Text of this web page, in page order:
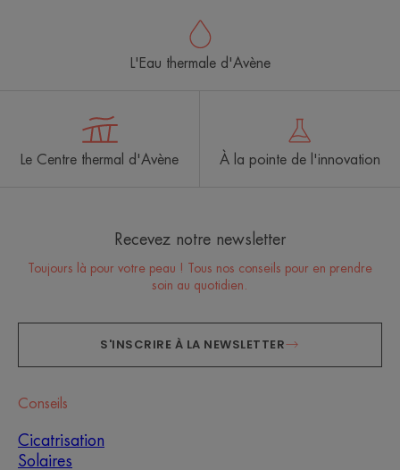
L'Eau thermale d'Avène
Le Centre thermal d'Avène À la pointe de l'innovation
Recevez notre newsletter
Toujours là pour votre peau ! Tous nos conseils pour en prendre
soin au quotidien.
S'INSCRIRE À LA NEWSLETTER
Conseils
Cicatrisation
Solaires